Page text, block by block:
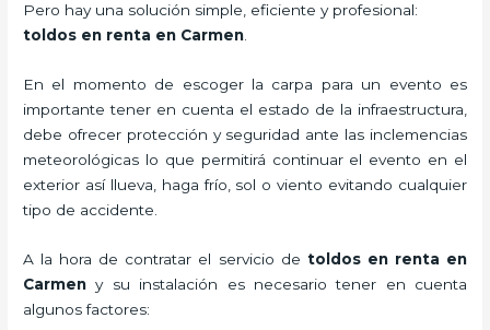
Pero hay una solución simple, eficiente y profesional:
toldos en renta en Carmen.
En el momento de escoger la carpa para un evento es
importante tener en cuenta el estado de la infraestructura,
debe ofrecer protección y seguridad ante las inclemencias
meteorológicas lo que permitirá continuar el evento en el
exterior así llueva, haga frío, sol o viento evitando cualquier
tipo de accidente.
A la hora de contratar el servicio de toldos en renta en
Carmen y su instalación es necesario tener en cuenta
algunos factores: